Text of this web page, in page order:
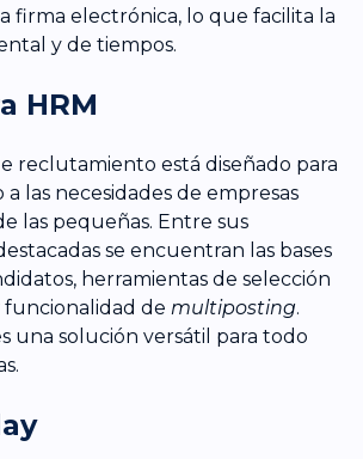
firma electrónica, lo que facilita la
y de tiempos.
HRM
reclutamiento está diseñado para
las necesidades de empresas
las pequeñas. Entre sus
se encuentran las bases
herramientas de selección
de multiposting.
una solución versátil para todo